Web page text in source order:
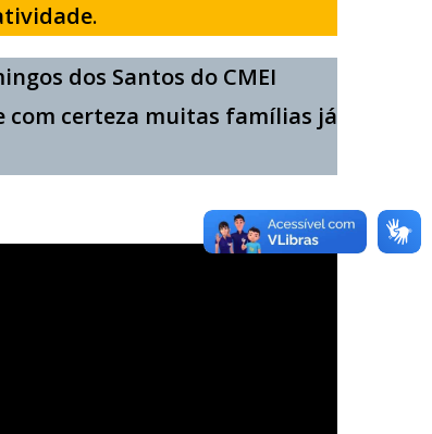
.
dos Santos do CMEI
com certeza muitas famílias já